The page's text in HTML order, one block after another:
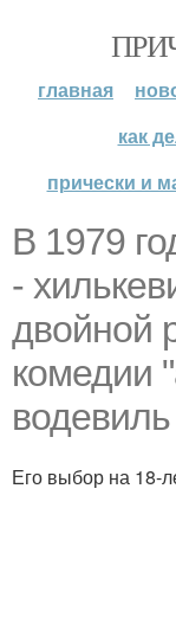
главная
как
прически и
В 1979
-
двойной
комедии
Его выбор на 18-